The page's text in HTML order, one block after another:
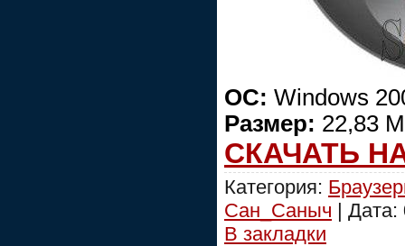
ОС: Windows
Размер: 22,83
СКАЧАТЬ
Категория:
Сан_Саныч | Дата:
В закладки